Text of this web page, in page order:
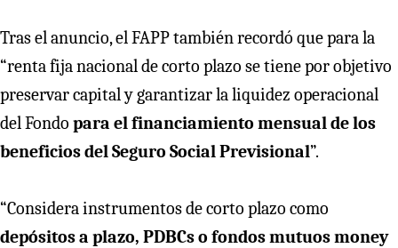
Tras el anuncio, el FAPP también recordó que para la
“renta fija nacional de corto plazo se tiene por objetivo
preservar capital y garantizar la liquidez operacional
del Fondo para el financiamiento mensual de los
beneficios del Seguro Social Previsional”.
“Considera instrumentos de corto plazo como
depósitos a plazo, PDBCs o fondos mutuos money